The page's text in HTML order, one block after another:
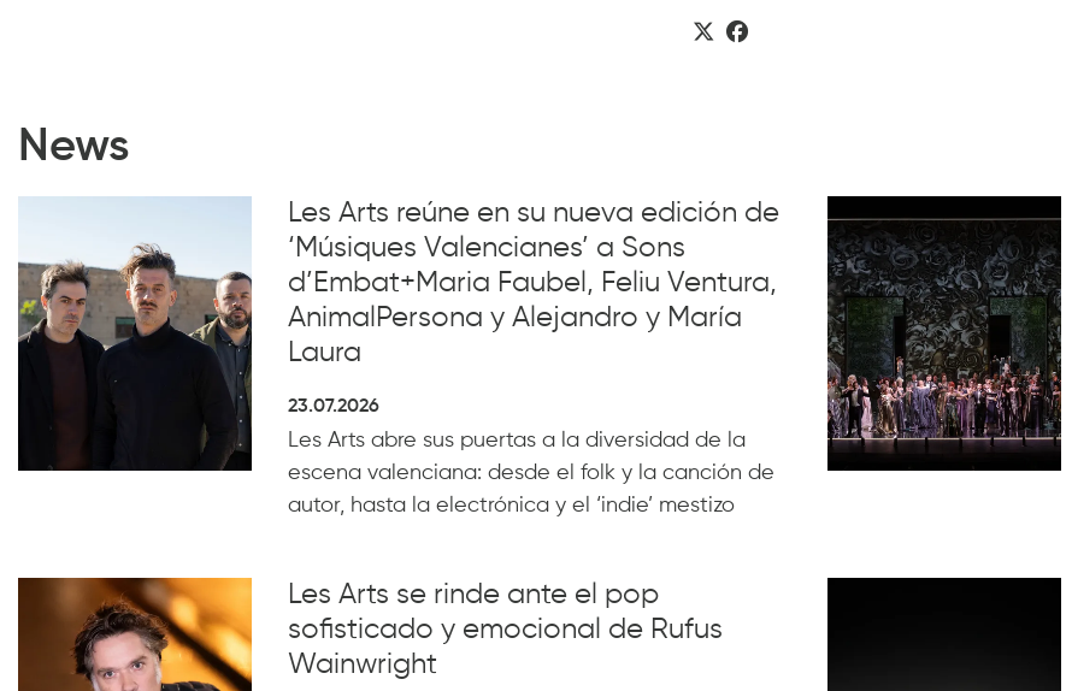
News
Les Arts reúne en su nueva edición de
‘Músiques Valencianes’ a Sons
d’Embat+Maria Faubel, Feliu Ventura,
AnimalPersona y Alejandro y María
Laura
23.07.2026
Les Arts abre sus puertas a la diversidad de la
escena valenciana: desde el folk y la canción de
autor, hasta la electrónica y el ‘indie’ mestizo
Les Arts se rinde ante el pop
sofisticado y emocional de Rufus
Wainwright